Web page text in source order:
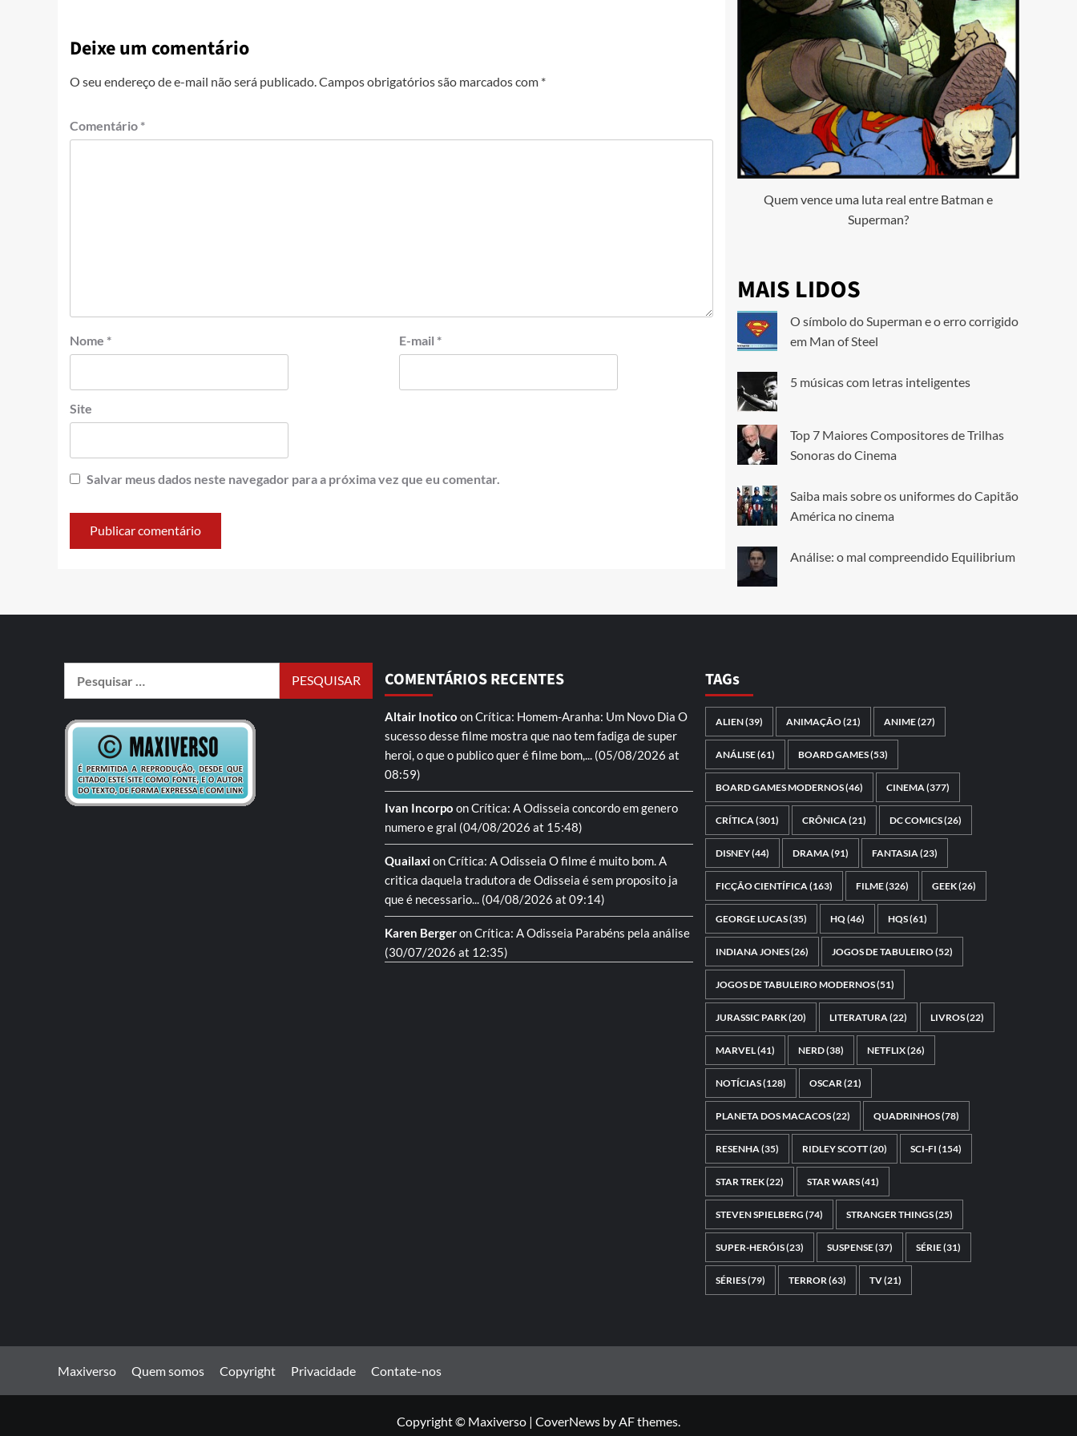
Deixe um comentário
O seu endereço de e-mail não será publicado.Campos obrigatórios são marcados com *
Comentário *
Nome * E-mail *
Site
Salvar meus dados neste navegador para a próxima vez que eu comentar.
Quem vence uma luta real entre Batman e
Superman?
MAIS LIDOS
O símbolo do Superman e o erro corrigido
em Man of Steel
5 músicas com letras inteligentes
Top 7 Maiores Compositores de Trilhas
Sonoras do Cinema
Saiba mais sobre os uniformes do Capitão
América no cinema
Análise: o mal compreendido Equilibrium
COMENTÁRIOS RECENTES
Altair Inotico onCrítica: Homem-Aranha: Um Novo Dia O
sucesso desse filme mostra que nao tem fadiga de super
heroi, o que o publico quer é filme bom,... (05/08/2026 at
08:59)
Ivan Incorpo onCrítica: A Odisseia concordo em genero
numero e gral (04/08/2026 at 15:48)
QuailaxionCrítica: A Odisseia O filme é muito bom. A
critica daquela tradutora de Odisseia é sem proposito ja
que é necessario... (04/08/2026 at 09:14)
Karen BergeronCrítica: A Odisseia Parabéns pela análise
(30/07/2026 at 12:35)
TAGs
ALIEN(39) ANIMAÇÃO(21) ANIME(27)
ANÁLISE(61) BOARD GAMES(53)
BOARD GAMES MODERNOS(46) CINEMA (377)
CRÍTICA (301) CRÔNICA (21) DC COMICS(26)
DISNEY(44) DRAMA (91) FANTASIA (23)
FICÇÃO CIENTÍFICA (163) FILME(326) GEEK(26)
GEORGE LUCAS(35) HQ(46) HQS(61)
INDIANA JONES(26) JOGOS DE TABULEIRO(52)
JOGOS DE TABULEIRO MODERNOS(51)
JURASSIC PARK(20) LITERATURA (22) LIVROS(22)
MARVEL(41) NERD(38) NETFLIX(26)
NOTÍCIAS(128) OSCAR (21)
PLANETA DOS MACACOS(22) QUADRINHOS(78)
RESENHA (35) RIDLEY SCOTT(20) SCI-FI (154)
STAR TREK(22) STAR WARS(41)
STEVEN SPIELBERG (74) STRANGER THINGS(25)
SUPER-HERÓIS(23) SUSPENSE(37) SÉRIE(31)
SÉRIES(79) TERROR (63) TV(21)
Maxiverso Quem somos Copyright Privacidade Contate-nos
Copyright © Maxiverso | CoverNews by AF themes.